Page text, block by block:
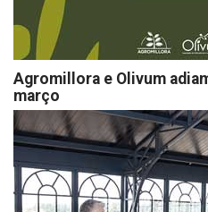
Agromillora e Olivum
março